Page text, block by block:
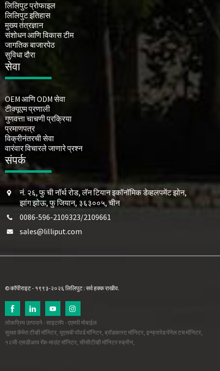
लिलिपुट प्रोफाइल
लिलिपुट इतिहास
मुख्य तंत्रज्ञान
संशोधन आणि विकास टीम
जागतिक बाजारपेठ
सुविधा दौरा
सेवा
OEM आणि ODM सेवा
टीक्यूएम प्रणाली
गुणवत्ता चाचणी प्रक्रिया
प्रमाणपत्र
विक्रीनंतरची सेवा
वारंवार विचारले जाणारे प्रश्न
संपर्क
नं. २६, फु ची नॉर्थ रोड, लॅन टियान इकॉनॉमिक डेव्हलपमेंट झोन,
झांग झोऊ, फु जियान, ३६३००५, चीन
0086-596-2109323/2109661
sales@lilliput.com
© कॉपीराइट - १९९३-२०२६ लिलिपुट : सर्व हक्क राखीव.
लोकप्रिय उत्पादने- साइटमॅप- एएमपी मोबाईल
सुरक्षा कॅमेरा टीव्ही मॉनिटर यूएसबी पॉवर्ड मॉनिटर ब्रॉडकास्ट मॉनिटर इन्फ्रारेड पॅनेल टच मॉनिटर
१२जी-एसडीआय रॅक-माउंट मॉनिटर सीसीटीव्ही मॉनिटर स्क्रीन